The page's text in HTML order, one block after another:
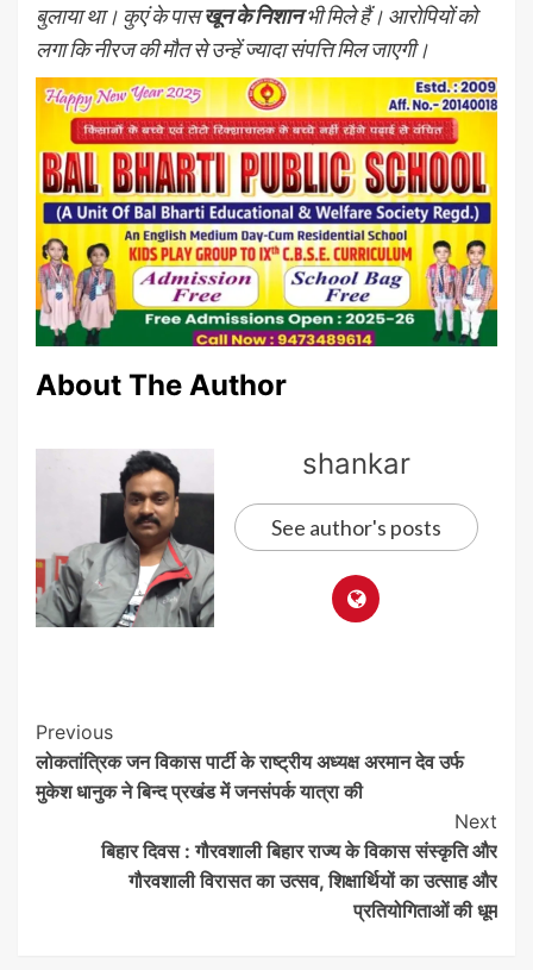
बुलाया था। कुएं के पासखून के निशानभी मिले हैं। आरोपियों को
लगा कि नीरज की मौत से उन्हें ज्यादा संपत्ति मिल जाएगी।
About The Author
shankar
See author's posts
Post
Navigation
Previous
लोकतांत्रिक जन विकास पार्टी के राष्ट्रीय अध्यक्ष अरमान देव उर्फ
मुकेश धानुक ने बिन्द प्रखंड में जनसंपर्क यात्रा की
Next
बिहार दिवस : गौरवशाली बिहार राज्य के विकास संस्कृति और
गौरवशाली विरासत का उत्सव, शिक्षार्थियों का उत्साह और
प्रतियोगिताओं की धूम